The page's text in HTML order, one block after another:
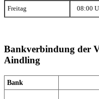
Freitag 08:00
Bankverbindung der
Aindling
Bank